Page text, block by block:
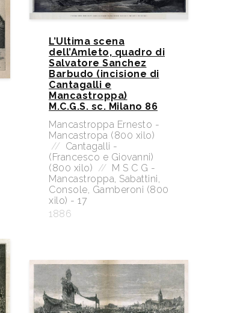
L’Ultima scena
dell’Amleto, quadro di
Salvatore Sanchez
Barbudo (incisione di
Cantagalli e
Mancastroppa)
M.C.G.S. sc. Milano 86
Mancastroppa Ernesto -
Mancastropa (800 xilo)
// Cantagalli -
(Francesco e Giovanni)
(800 xilo) // M S C G -
Mancastroppa, Sabattini,
Console, Gamberoni (800
xilo) - 17
1886